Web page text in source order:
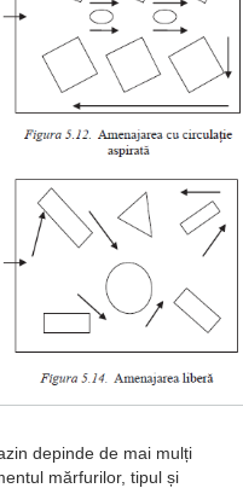
depinde de mai mulți
mărfurilor, tipul și